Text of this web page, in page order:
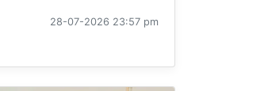
28-07-2026 23:57 pm